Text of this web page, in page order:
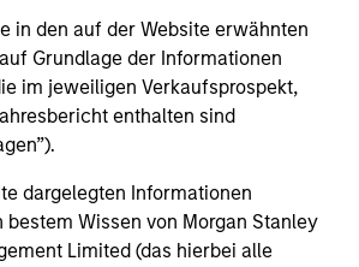
in den auf der Website erwähnten
Grundlage der Informationen
im jeweiligen Verkaufsprospekt,
enthalten sind
dargelegten Informationen
bestem Wissen von Morgan Stanley
Limited (das hierbei alle
solutions
a range of investor
needs – from liquidity